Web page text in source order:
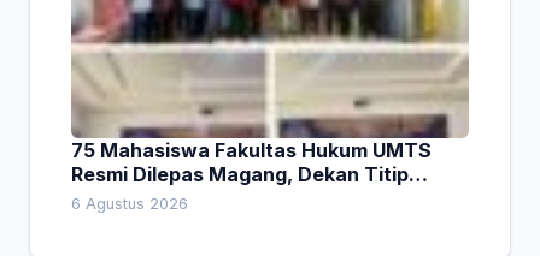
75 Mahasiswa Fakultas Hukum UMTS
Resmi Dilepas Magang, Dekan Titip
Empat Pesan Penting
6 Agustus 2026